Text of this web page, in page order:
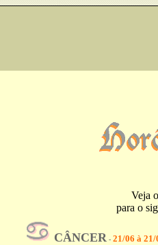
Veja
para o
CÂNCER - 21/06 à 21/